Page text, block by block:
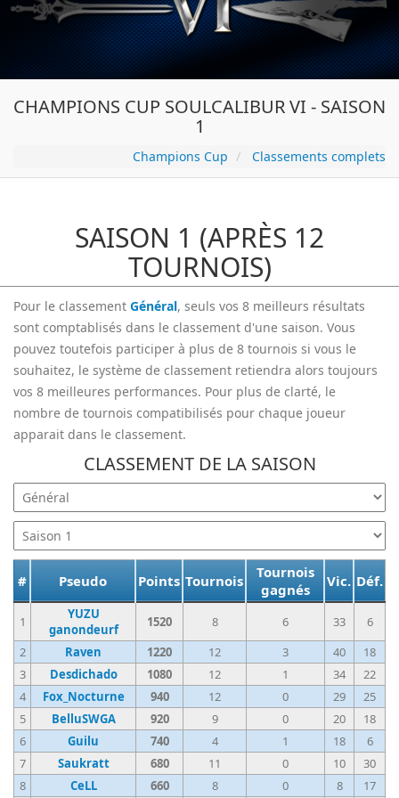
CHAMPIONS CUP SOULCALIBUR VI - SAISON
1
Champions Cup Classements complets
SAISON 1 (APRÈS 12
TOURNOIS)
Pour le classement Général, seuls vos 8 meilleurs résultats
sont comptablisés dans le classement d'une saison. Vous
pouvez toutefois participer à plus de 8 tournois si vous le
souhaitez, le système de classement retiendra alors toujours
vos 8 meilleures performances. Pour plus de clarté, le
nombre de tournois compatibilisés pour chaque joueur
apparait dans le classement.
CLASSEMENT DE LA SAISON
# Pseudo Points Tournois
Tournois
gagnés
Vic. Déf.
1
YUZU
ganondeurf
1520 8 6 33
6
2
Raven 1220 12 3 40
18
3
Desdichado 1080 12 1 34
22
4
Fox_Nocturne 940 12 0 29
25
5
BelluSWGA 920 9 0 20
18
6
Guilu 740 4 1 18
6
7
Saukratt 680 11 0 10
30
8
CeLL 660 8 0 8 17